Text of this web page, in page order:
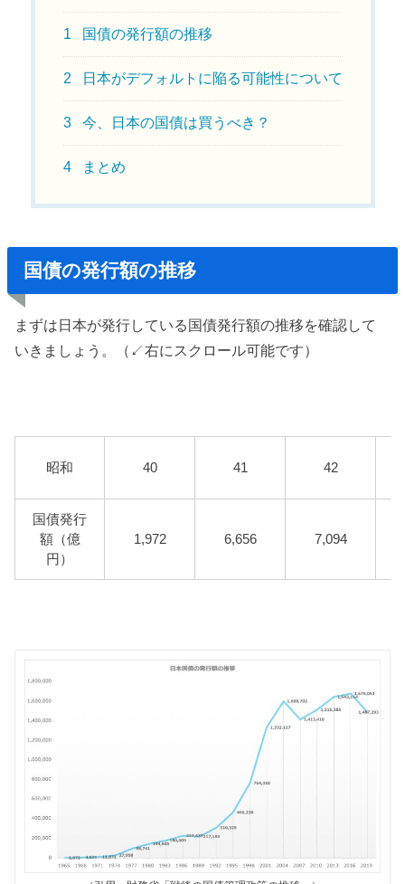
1 国債の発行額の推移
2 日本がデフォルトに陥る可能性について
3 今、日本の国債は買うべき？
4 まとめ
国債の発行額の推移
まずは日本が発行している国債発行額の推移を確認して
いきましょう。（↙️右にスクロール可能です）
昭和 40 41 42
国債発行
額（億
円）
1,972 6,656 7,094